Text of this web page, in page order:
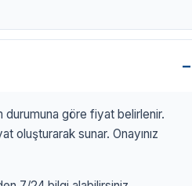
göre fiyat belirlenir.
oluşturarak sunar. Onayınız